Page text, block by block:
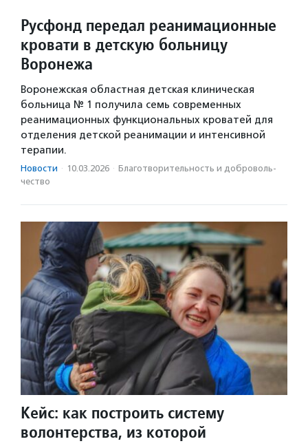
Русфонд передал реанимационные
кровати в детскую больницу
Воронежа
Воронежская областная детская клиническая
больница № 1 получила семь современных
реанимационных функциональных кроватей для
отделения детской реанимации и интенсивной
терапии.
Новости · 10.03.2026 · Благотвори­тель­ность и доброволь­
чест­во
Кейс: как построить систему
волонтерства, из которой